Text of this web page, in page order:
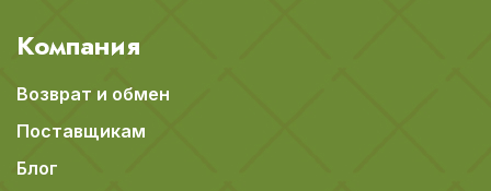
Компания
Возврат и обмен
Поставщикам
Блог